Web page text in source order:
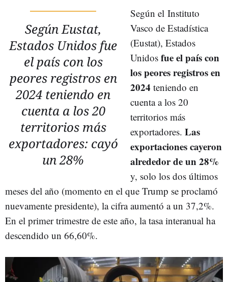
Según Eustat,
Estados Unidos fue
el país con los
peores registros en
2024 teniendo en
cuenta a los 20
territorios más
exportadores: cayó
un 28%
Según el Instituto
Vasco de Estadística
(Eustat), Estados
Unidos fue el país con
los peores registros en
2024 teniendo en
cuenta a los 20
territorios más
exportadores. Las
exportaciones cayeron
alrededor de un 28%
y, solo los dos últimos
meses del año (momento en el que Trump se proclamó
nuevamente presidente), la cifra aumentó a un 37,2%.
En el primer trimestre de este año, la tasa interanual ha
descendido un 66,60%.